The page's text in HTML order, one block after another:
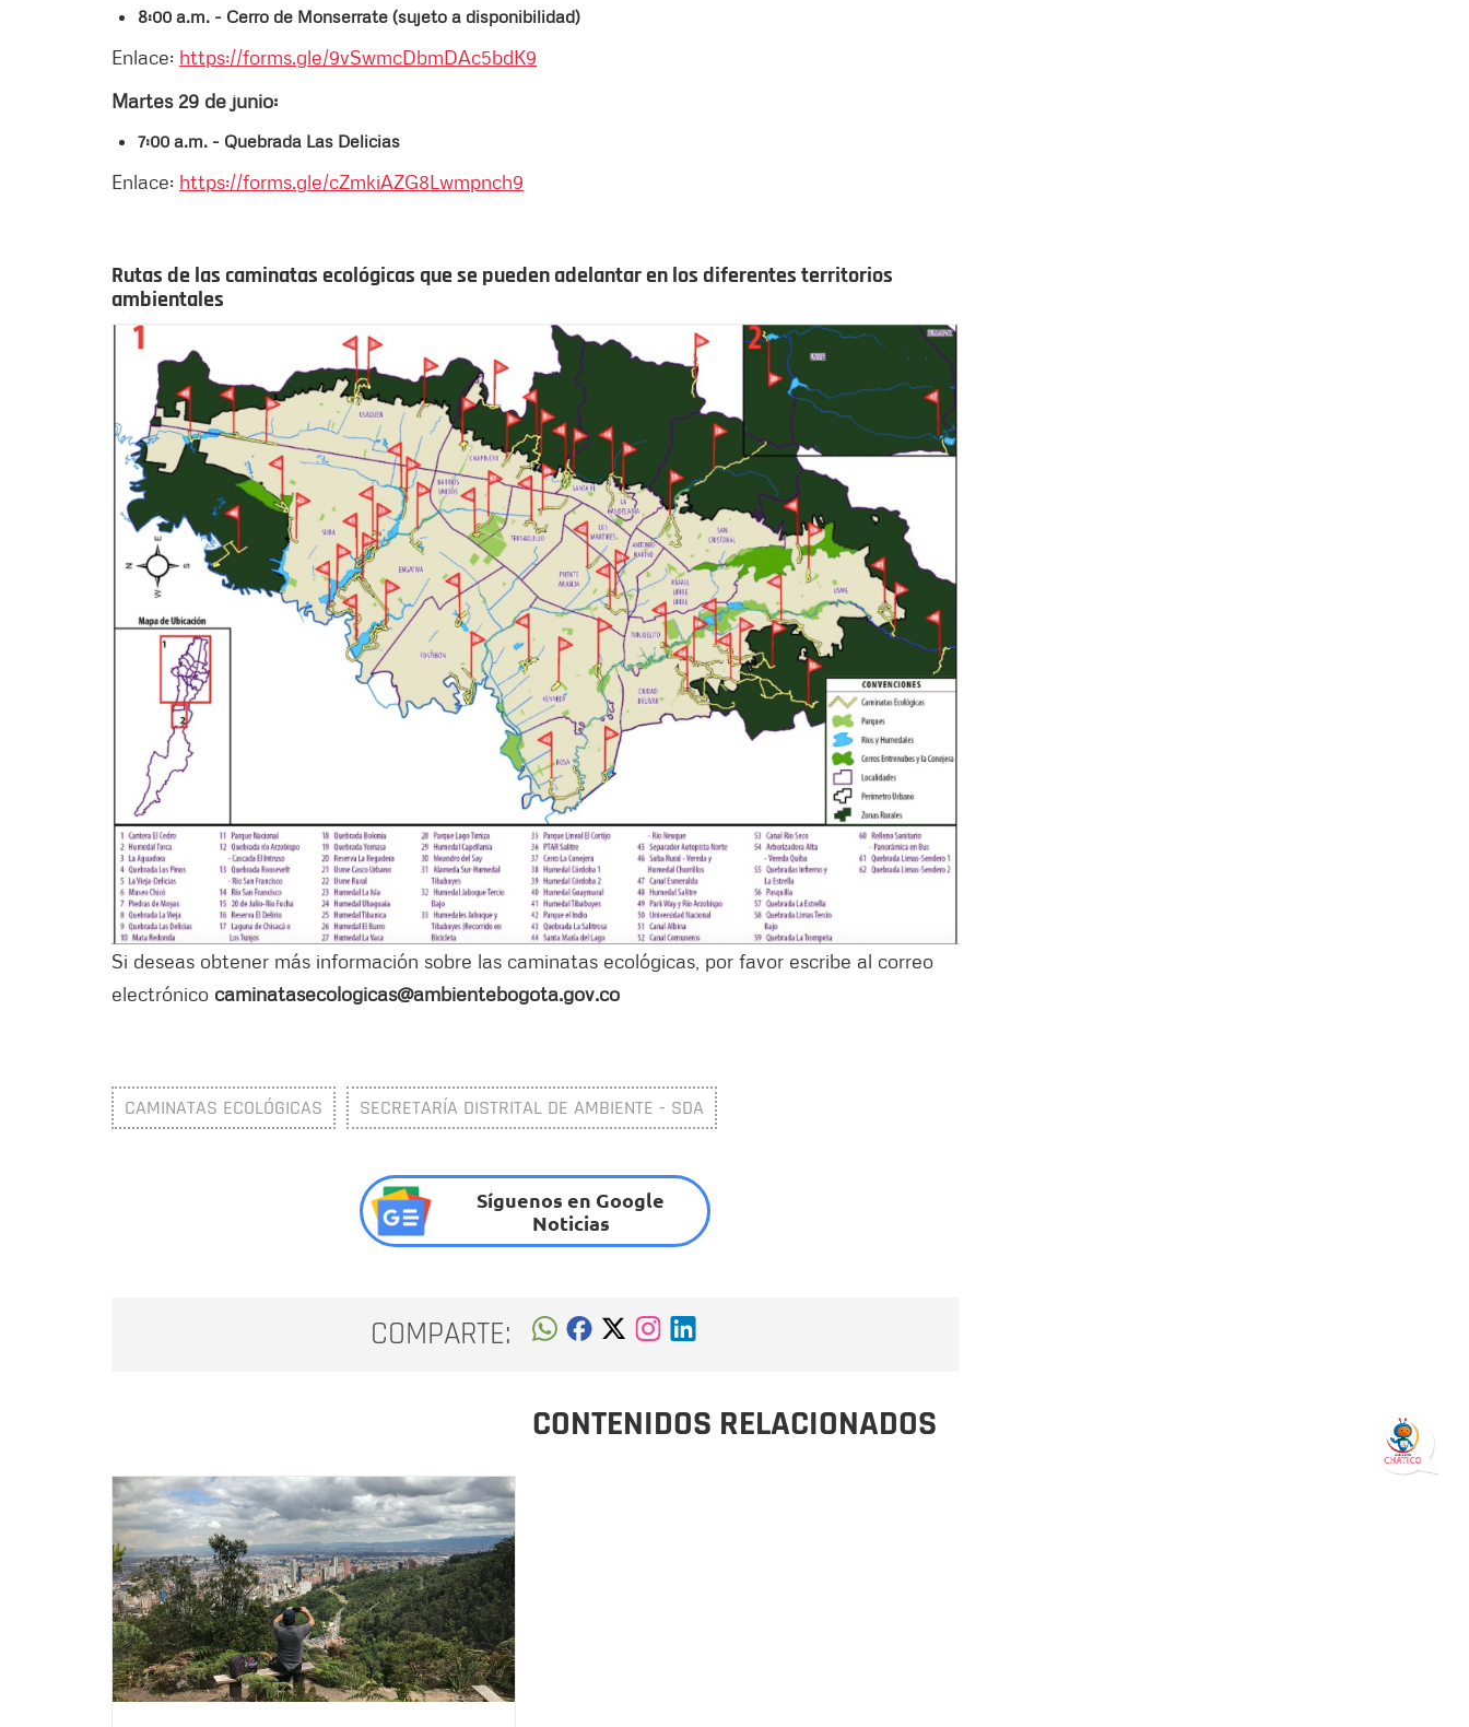
8:00 a.m. - Cerro de Monserrate (sujeto a disponibilidad)
Enlace: https://forms.gle/9vSwmcDbmDAc5bdK9
Martes 29 de junio:
7:00 a.m. - Quebrada Las Delicias
Enlace: https://forms.gle/cZmkiAZG8Lwmpnch9
Rutas de las caminatas ecológicas que se pueden adelantar en los diferentes territorios
ambientales
Si deseas obtener más información sobre las caminatas ecológicas, por favor escribe al correo
electrónico caminatasecologicas@ambientebogota.gov.co
CAMINATAS ECOLÓGICAS SECRETARÍA DISTRITAL DE AMBIENTE - SDA
Síguenos en Google
Noticias
COMPARTE:
CONTENIDOS RELACIONADOS